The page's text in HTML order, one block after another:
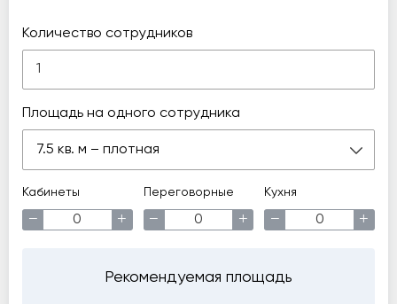
Количество сотрудников
Площадь на одного сотрудника
7.5 кв. м – плотная
Кабинеты
− +
Переговорные
− +
Кухня
− +
Рекомендуемая площадь